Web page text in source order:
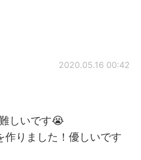
App
2020.05.16 00:42
しいです😭
作りました！優しいです